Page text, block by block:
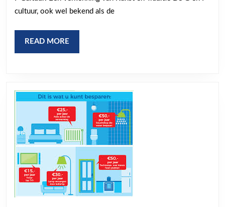
Cultuur:
en
Traditie
cultuur, ook wel bekend als de
READ MORE
MORE